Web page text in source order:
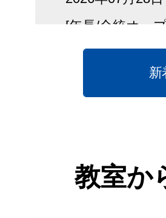
[年長/全統オー
対応指導ゼミ
新
教室か